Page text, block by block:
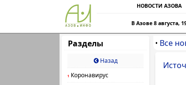
НОВОСТИ АЗОВА
В Азове 8 августа,
Разделы
Назад
1 Коронавирус
• Все